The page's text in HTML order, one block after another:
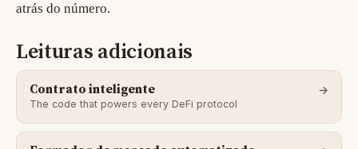
atrás do número.
Leituras adicionais
Contrato inteligente
The code that powers every DeFi protocol